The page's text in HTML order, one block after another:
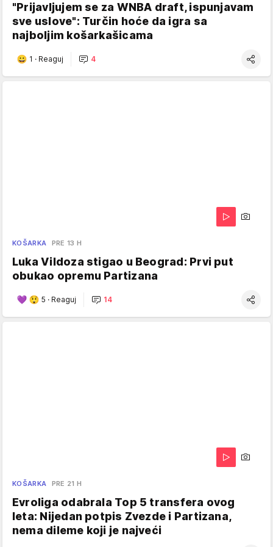
"Prijavljujem se za WNBA draft, ispunjavam
sve uslove": Turčin hoće da igra sa
najboljim košarkašicama
1 · Reaguj 4
KOŠARKA PRE 13 H
Luka Vildoza stigao u Beograd: Prvi put
obukao opremu Partizana
5 · Reaguj 14
KOŠARKA PRE 21 H
Evroliga odabrala Top 5 transfera ovog
leta: Nijedan potpis Zvezde i Partizana,
nema dileme koji je najveći